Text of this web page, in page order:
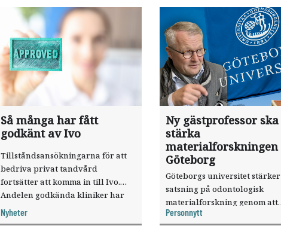
Så många har fått
godkänt av Ivo
Tillståndsansökningarna för att
bedriva privat tandvård
fortsätter att komma in till Ivo.
Andelen godkända kliniker har
ökat, visar nya siffror.
Nyheter
Ny gästprofessor ska
stärka
materialforskningen
Göteborg
Göteborgs universitet
satsning på odontologisk
materialforskning genom att
knyta forskaren Pekka
verksamheten som
Personnytt